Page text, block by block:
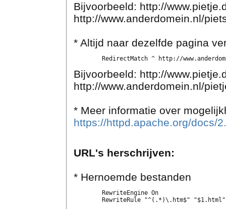
Bijvoorbeeld: http://
http://www.anderdomein.nl/
* Altijd naar dezelfde pagina
Bijvoorbeeld: http://
http://www.anderdomein.nl/
* Meer informatie over
https://httpd.apache.org/docs/
URL's herschrijven:
* Hernoemde bestanden